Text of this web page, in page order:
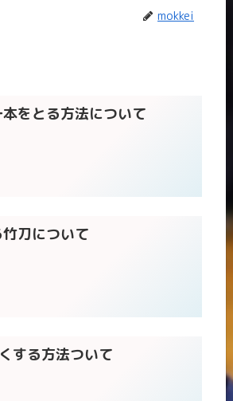
mokkei
をとる方法について
刀について
する方法ついて